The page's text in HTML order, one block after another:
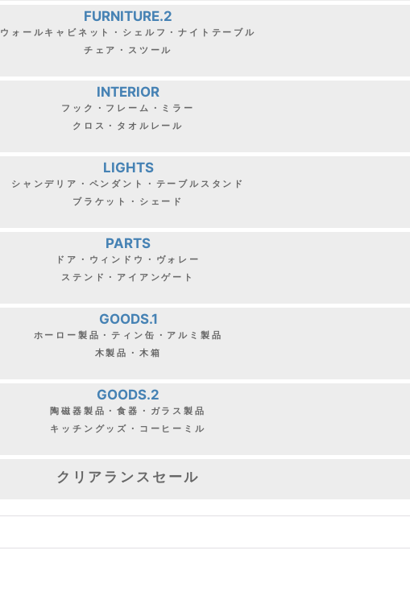
FURNITURE.2
ウォールキャビネット・シェルフ・ナイトテーブル
チェア・スツール
INTERIOR
フック・フレーム・ミラー
クロス・タオルレール
LIGHTS
シャンデリア・ペンダント・テーブルスタンド
ブラケット・シェード
PARTS
ドア・ウィンドウ・ヴォレー
ステンド・アイアンゲート
GOODS.1
ホーロー製品・ティン缶・アルミ製品
木製品・木箱
GOODS.2
陶磁器製品・食器・ガラス製品
キッチングッズ・コーヒーミル
クリアランスセール